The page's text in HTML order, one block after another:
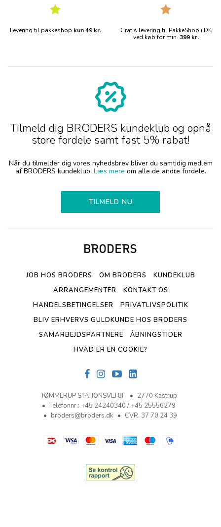
Levering til pakkeshop kun 49 kr.
Gratis levering til PakkeShop i DK
ved køb for min. 399 kr.
Tilmeld dig BRODERS kundeklub og opnå
store fordele samt fast 5% rabat!
Når du tilmelder dig vores nyhedsbrev bliver du samtidig medlem
af BRODERS kundeklub. Læs mere om alle de andre fordele.
TILMELD NU
JOB HOS BRODERS OM BRODERS
KUNDEKLUB
ARRANGEMENTER
KONTAKT OS
HANDELSBETINGELSER
PRIVATLIVSPOLITIK
BLIV ERHVERVS GULDKUNDE HOS BRODERS
SAMARBEJDSPARTNERE
ÅBNINGSTIDER
HVAD ER EN COOKIE?
TØMMERUP STATIONSVEJ 8F
2770 Kastrup
Telefonnr.: +45 24240340 / +45 25556279
broders@broders.dk
CVR. 37 70 24 39